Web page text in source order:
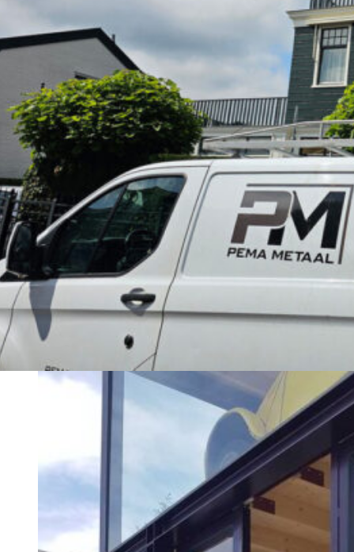
Diverse lastechnieken op
Het werken met meerdere soorten metalen is voor Pema
verwezenlijken. Denk hierbij bijvoorbeeld aan het repareren
Op maat gemaakte producten
Heeft u een schets van uw gewenste product? Bij Pema
zijn. Onze technische specialisten kunnen u precies
Onderhoud, fabricage, constructie
Pema metaal is uw specialist in metaalbewerking in de
Onze specialisten helpen u graag met het in kaart brengen
zijn. Daarom bent u bij ons verzekerd van een goed resultaat.